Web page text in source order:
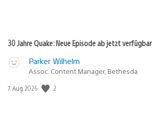
30 Jahre Quake: Neue Episode ab jetzt verfügbar
Parker Wilhelm
Assoc. Content Manager, Bethesda
Veröffentlichungsdatum:
7. Aug 2026 2